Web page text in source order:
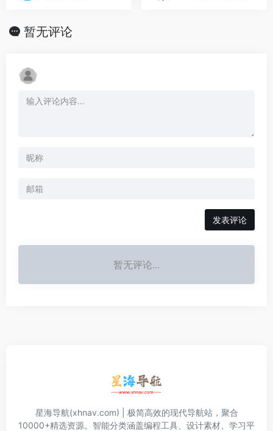
暂无评论
发表评论
暂无评论...
星海导航(xhnav.com) | 极简高效的现代导航站，聚合
10000+精选资源。智能分类涵盖编程工具、设计素材、学习平